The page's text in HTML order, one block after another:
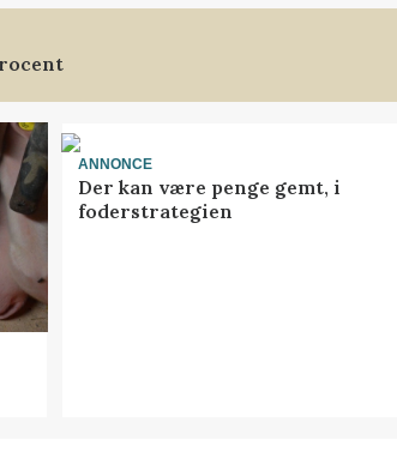
ANNONCE
Der kan være penge gemt, i
foderstrategien